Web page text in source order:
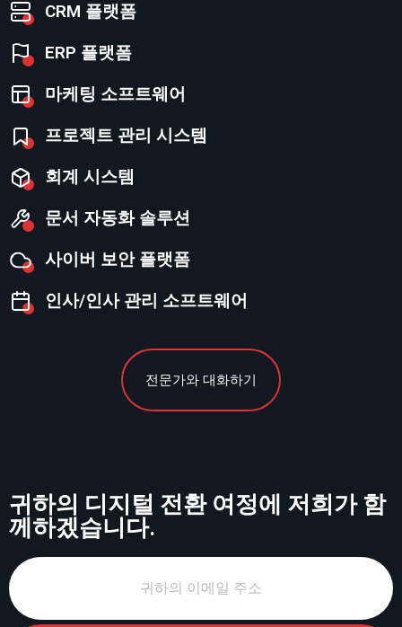
CRM 플랫폼
ERP 플랫폼
마케팅 소프트웨어​
프로젝트 관리 시스템
회계 시스템
문서 자동화 솔루션
사이버 보안 플랫폼
인사/인사 관리 소프트웨어
전문가와 대화하기
귀하의 디지털 전환 여정에 저희가 함
께하겠습니다.